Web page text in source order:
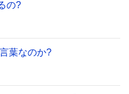
の?
葉なのか?